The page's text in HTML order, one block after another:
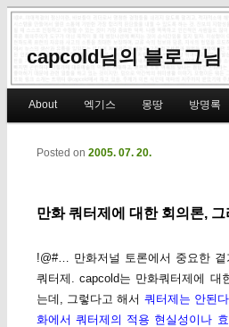
capcold님의 블로그님
Skip to primary content
Skip to secondary content
About 엑기스 몽땅 방명록
만화 쿼터제에 대한 회의론,
Posted on 2005. 07. 20.
!@#… 만화저널 토론에서 중요한
쿼터제. capcold는 만화쿼터제에 대
는데, 그렇다고 해서 쿼터제는 안된
화에서 쿼터제의 적용 현실성이나